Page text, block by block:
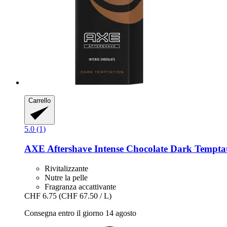
Carrello
5.0 (1)
AXE Aftershave Intense Chocolate Dark
Rivitalizzante
Nutre la pelle
Fragranza accattivante
CHF 6.75 (CHF 67.50 / L)
Consegna entro il giorno 14 agosto